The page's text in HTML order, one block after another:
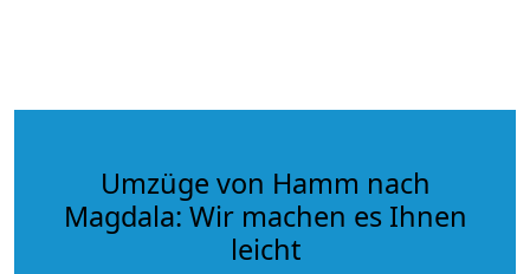
Umzüge von Hamm nach
Magdala: Wir machen es Ihnen
leicht